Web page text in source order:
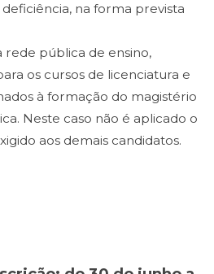
na forma prevista
rede pública de ensino,
os cursos de licenciatura e
à formação do magistério
Neste caso não é aplicado o
aos demais candidatos.